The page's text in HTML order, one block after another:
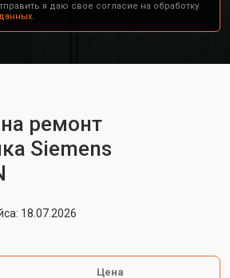
я даю свое согласие на обработку
ремонт
Siemens
18.07.2026
Цена